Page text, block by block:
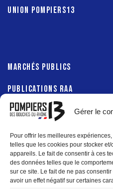
Gérer le
Pour offrir les meilleures
telles que les cookies pour stocker
appareils. Le fait de consentir à ces
des données telles que le
sur ce site. Le fait de ne pas
avoir un effet négatif sur certaines
UNION POMPIERS13
MARCHÉS PUBLICS
PUBLICATIONS RAA
PRÉFECTURE 13
DÉPARTEMENT 13